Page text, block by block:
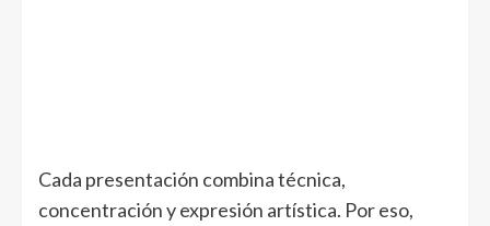
Cada presentación combina técnica,
concentración y expresión artística. Por eso,